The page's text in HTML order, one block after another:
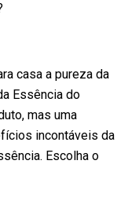
casa a pureza da
Essência do
mas uma
incontáveis da
Escolha o